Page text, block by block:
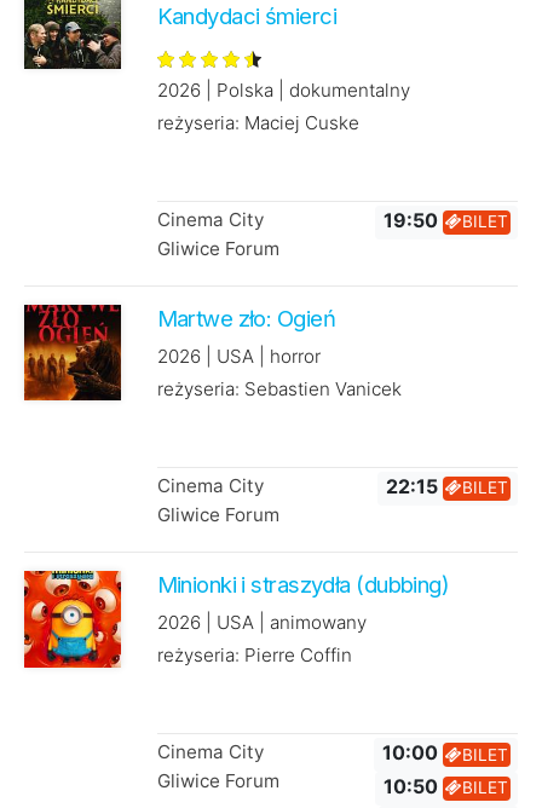
Kandydaci śmierci
2026 | Polska | dokumentalny
reżyseria: Maciej Cuske
Cinema City
Gliwice Forum
19:50 BILET
Martwe zło: Ogień
2026 | USA | horror
reżyseria: Sebastien Vanicek
Cinema City
Gliwice Forum
22:15 BILET
Minionki i straszydła (dubbing)
2026 | USA | animowany
reżyseria: Pierre Coffin
Cinema City
Gliwice Forum
10:00 BILET
10:50 BILET